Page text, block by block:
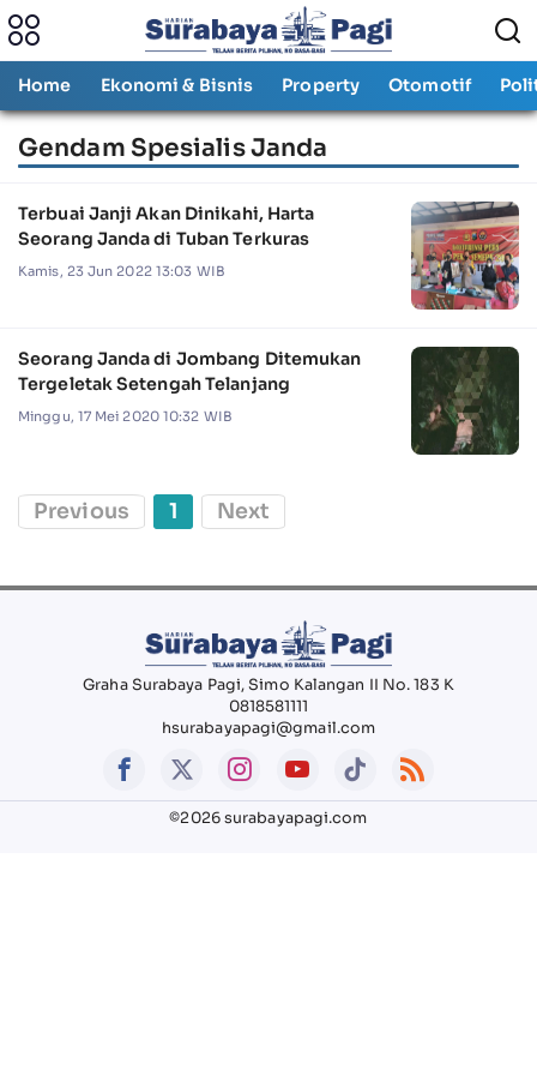
Home Ekonomi & Bisnis Property Otomotif
Gendam Spesialis Janda
Terbuai Janji Akan Dinikahi, Harta
Seorang Janda di Tuban Terkuras
Kamis, 23 Jun 2022 13:03 WIB
Seorang Janda di Jombang Ditemukan
Tergeletak Setengah Telanjang
Minggu, 17 Mei 2020 10:32 WIB
Previous 1 Next
Graha Surabaya Pagi, Simo Kalangan II No. 183 K
0818581111
hsurabayapagi@gmail.com
©2026 surabayapagi.com